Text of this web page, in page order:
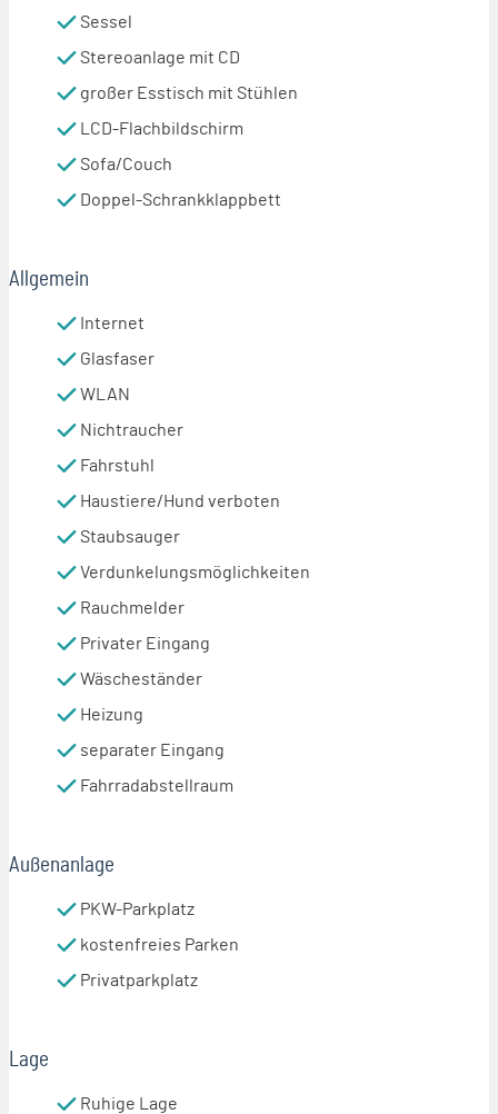
Sessel
Stereoanlage mit CD
großer Esstisch mit Stühlen
LCD-Flachbildschirm
Sofa/Couch
Doppel-Schrankklappbett
Allgemein
Internet
Glasfaser
WLAN
Nichtraucher
Fahrstuhl
Haustiere/Hund verboten
Staubsauger
Verdunkelungsmöglichkeiten
Rauchmelder
Privater Eingang
Wäscheständer
Heizung
separater Eingang
Fahrradabstellraum
Außenanlage
PKW-Parkplatz
kostenfreies Parken
Privatparkplatz
Lage
Ruhige Lage